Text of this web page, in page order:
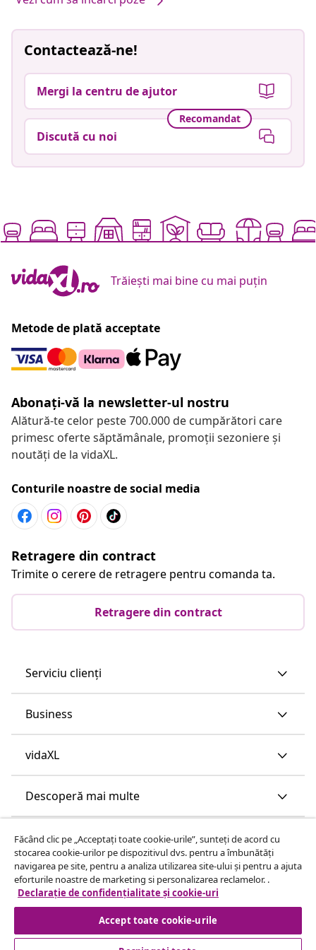
Contactează-ne!
Mergi la centru de ajutor
Recomandat
Discută cu noi
Trăiești mai bine cu mai puțin
Metode de plată acceptate
Abonați-vă la newsletter-ul nostru
Alătură-te celor peste 700.000 de cumpărători care
primesc oferte săptămânale, promoții sezoniere și
noutăți de la vidaXL.
Conturile noastre de social media
Retragere din contract
Trimite o cerere de retragere pentru comanda ta.
Retragere din contract
Serviciu clienți
Business
vidaXL
Descoperă mai multe
Făcând clic pe „Acceptați toate cookie-urile”, sunteți de acord cu
stocarea cookie-urilor pe dispozitivul dvs. pentru a îmbunătăți
navigarea pe site, pentru a analiza utilizarea site-ului și pentru a ajuta
eforturile noastre de marketing si personalizarea reclamelor. .
Declarație de confidențialitate și cookie-uri
Accept toate cookie-urile